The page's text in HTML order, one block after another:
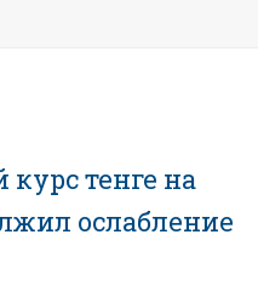
тенге на
ослабление